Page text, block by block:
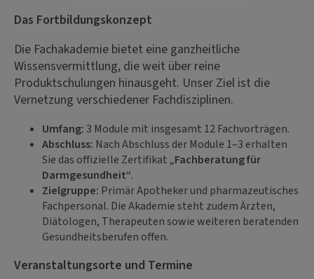
Das Fortbildungskonzept
Die Fachakademie bietet eine ganzheitliche
Wissensvermittlung, die weit über reine
Produktschulungen hinausgeht. Unser Ziel ist die
Vernetzung verschiedener Fachdisziplinen.
Umfang: 3 Module mit insgesamt 12 Fachvorträgen.
Abschluss: Nach Abschluss der Module 1–3 erhalten
Sie das offizielle Zertifikat „Fachberatung für
Darmgesundheit“.
Zielgruppe: Primär Apotheker und pharmazeutisches
Fachpersonal. Die Akademie steht zudem Ärzten,
Diätologen, Therapeuten sowie weiteren beratenden
Gesundheitsberufen offen.
Veranstaltungsorte und Termine